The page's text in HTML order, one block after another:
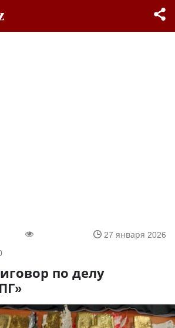
27 января 2026
по делу